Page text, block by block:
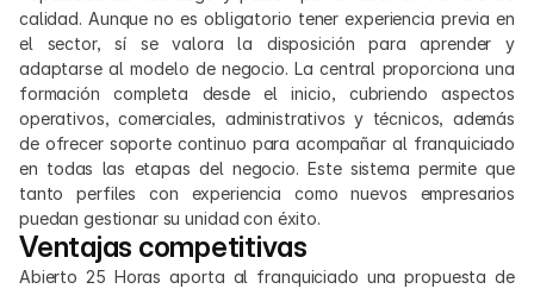
calidad. Aunque no es obligatorio tener experiencia previa en
el sector, sí se valora la disposición para aprender y
adaptarse al modelo de negocio. La central proporciona una
formación completa desde el inicio, cubriendo aspectos
operativos, comerciales, administrativos y técnicos, además
de ofrecer soporte continuo para acompañar al franquiciado
en todas las etapas del negocio. Este sistema permite que
tanto perfiles con experiencia como nuevos empresarios
puedan gestionar su unidad con éxito.
Ventajas competitivas
Abierto 25 Horas aporta al franquiciado una propuesta de